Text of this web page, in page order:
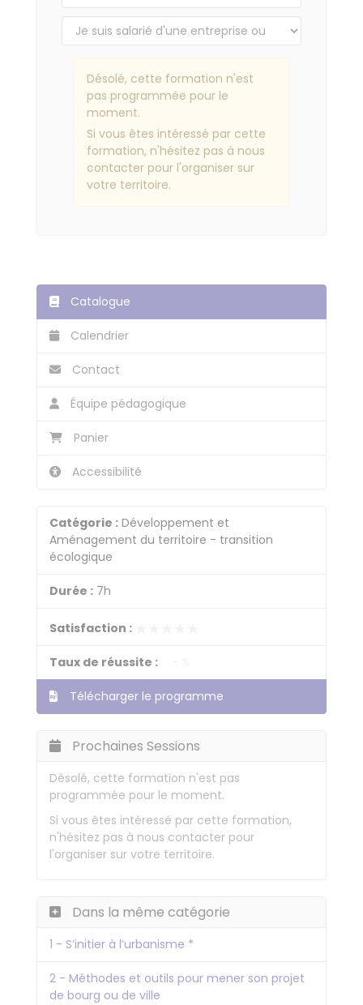
Désolé, cette formation n'est
pas programmée pour le
moment.
Si vous êtes intéressé par cette
formation, n'hésitez pas à nous
contacter pour l'organiser sur
votre territoire.
Catalogue
Calendrier
Contact
Équipe pédagogique
Panier
Accessibilité
Catégorie : Développement et
Aménagement du territoire - transition
écologique
Durée : 7h
Satisfaction :
Taux de réussite :
Télécharger le programme
Prochaines Sessions
Désolé, cette formation n'est pas
programmée pour le moment.
Si vous êtes intéressé par cette formation,
n'hésitez pas à nous contacter pour
l'organiser sur votre territoire.
Dans la même catégorie
1 - S’initier à l’urbanisme *
2 - Méthodes et outils pour mener son projet
de bourg ou de ville